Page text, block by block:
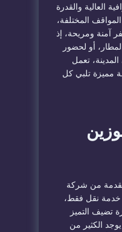
العالية والقدرة
المختلفة،
آمنة ومريحة، إذ
أو لحضور
تعمل
مميزة تلبي كل
من شركة
خدمة نقل فقط،
تضيف التميز
الكثير من